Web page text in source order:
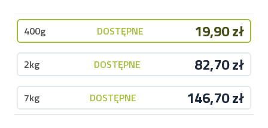
400g DOSTĘPNE 19,90 zł
2kg DOSTĘPNE 82,70 zł
7kg DOSTĘPNE 146,70 zł